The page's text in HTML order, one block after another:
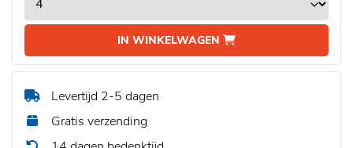
IN WINKELWAGEN
Levertijd 2-5 dagen
Gratis verzending